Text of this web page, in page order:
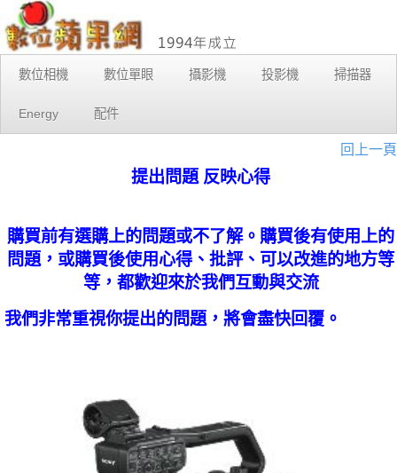
數位相機 數位單眼 攝影機 投影機 掃描器
Energy 配件
回上一頁
提出問題 反映心得
購買前有選購上的問題或不了解。購買後有使用上的
問題，或購買後使用心得、批評、可以改進的地方等
等，都歡迎來於我們互動與交流
我們非常重視你提出的問題，將會盡快回覆。